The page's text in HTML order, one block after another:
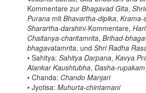
Kommentare zur Bhagavad Gita,
Purana mit Bhavartha-dipika, Krama-
Sharartha-darshini-Kommentare,
Chaitanya-charitamrita, Brihad-
bhagavatamrita, und Shri Radha
• Sahitya: Sahitya Darpana, Kavya
Alankar Kaushtubha, Dasha-rupakam
• Chanda: Chando Manjari
• Jyotisa: Muhurta-chintamani